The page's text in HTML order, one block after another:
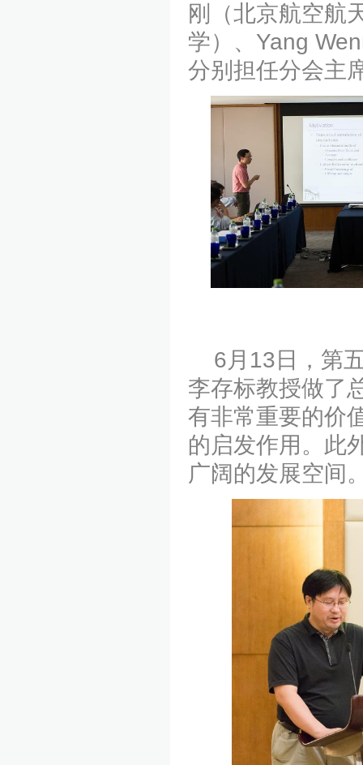
刚（北京航空航
学）、Yang
分别担任分会主
6月13日，第
李存标教授做了
有非常重要的价
的启发作用。此
广阔的发展空间